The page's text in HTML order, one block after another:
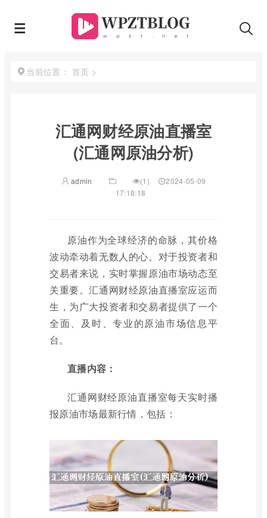
当前位置： 首页 >
汇通网财经原油直播室
(汇通网原油分析)
admin (1)
2024-05-09
17:18:18
原油作为全球经济的命脉，其价格
波动牵动着无数人的心。对于投资者和
交易者来说，实时掌握原油市场动态至
关重要。汇通网财经原油直播室应运而
生，为广大投资者和交易者提供了一个
全面、及时、专业的原油市场信息平
台。
直播内容：
汇通网财经原油直播室每天实时播
报原油市场最新行情，包括：